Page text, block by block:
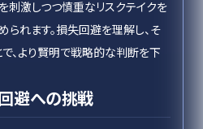
刺激しつつ慎重なリスクテイクを
られます。損失回避を理解し、そ
、より賢明で戦略的な判断を下
避への挑戦